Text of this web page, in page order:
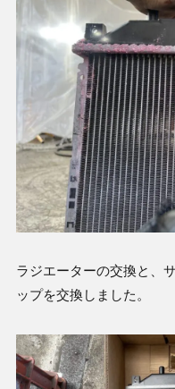
ラジエーターの交換と、
ップを交換しました。